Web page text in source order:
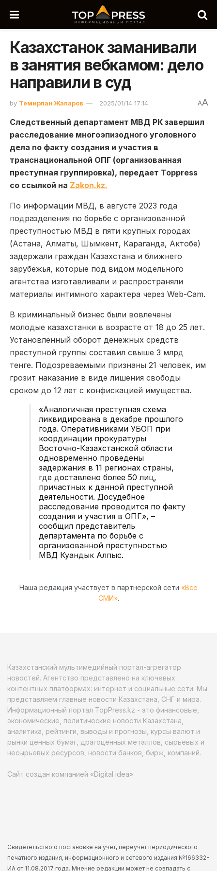
Казахстанок заманивали
в занятия вебкамом: дело
направили в суд
by Темирлан Жапаров 2025/01/14 17:14 AA
Следственный департамент МВД РК завершил
расследование многоэпизодного уголовного
дела по факту создания и участия в
транснациональной ОПГ (организованная
преступная группировка), передает Toppress
со ссылкой на Zakon.kz.
По информации МВД, в августе 2023 года
подразделения по борьбе с организованной
преступностью МВД в пяти крупных городах
(Астана, Алматы, Шымкент, Караганда, Актобе)
задержали граждан Казахстана и ближнего
зарубежья, которые под видом модельного
агентства изготавливали и распространяли
материалы интимного характера через Web-Cam.
В криминальный бизнес были вовлечены
молодые казахстанки в возрасте от 18 до 25 лет.
Установленный оборот денежных средств
преступной группы составил свыше 3 млрд
тенге. Подозреваемыми признаны 21 человек, им
грозит наказание в виде лишения свободы
сроком до 12 лет с конфискацией имущества.
«Аналогичная преступная схема
ликвидирована в декабре прошлого
года. Оперативниками УБОП при
координации прокуратуры
Восточно-Казахстанской области
одновременно проведены
задержания в 11 регионах страны,
где доставлено более 50 лиц,
причастных к данной преступной
деятельности. Досудебное
расследование проводится по факту
создания и участия в ОПГ», –
сообщил представитель
департамента по борьбе с
организованной преступностью
МВД Куандык Алпыс.
Наша редакция участвует в партнёрской сети «Все
СМИ».
Казахстанский мультимедийный портал-агрегатор
новостей. Агентство представлено на ключевых
контентных платформах: интернет и социальные сети. Мы
представляем главные новости Казахстана, СНГ и мира.
Информационный портал TopPress.kz - это финансовые,
экономические, политические новости Казахстана,
аналитика, рейтинги, выводы и прогнозы, курсы валют и
рынки ценных бумаг, драгоценных металлов, сырьевых и
несырьевых ресурсов, новости банков, бирж, компаний.
Сайт создан компанией «Digital idea»
Свидетельство о постановке на учет, переучет периодического
печатного издания, информационного и сетевого издания №166332-
ИА от 11.08.2017 года. Мнение редакции может не совпадать с